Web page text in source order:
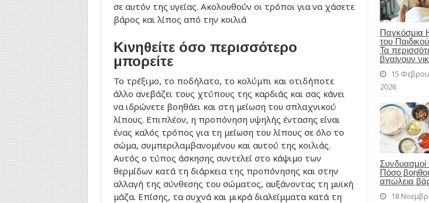
Παγκόσμια
του
Τα
βγαίνουν
15
2026
Πόσο
απώλεια
18
σε αυτόν της υγείας. Ακολουθούν οι τρόποι για να χάσετε
βάρος και λίπος από την κοιλιά
Κινηθείτε όσο περισσότερο
μπορείτε
Το τρέξιμο, το ποδήλατο, το κολύμπι και οτιδήποτε
άλλο ανεβάζει τους χτύπους της καρδιάς και σας κάνει
να ιδρώνετε βοηθάει και στη μείωση του σπλαχνικού
λίπους. Επιπλέον, η προπόνηση υψηλής έντασης είναι
ένας καλός τρόπος για τη μείωση του λίπους σε όλο το
σώμα, συμπεριλαμβανομένου και αυτού της κοιλιάς.
Αυτός ο τύπος άσκησης συντελεί στο κάψιμο των
θερμίδων κατά τη διάρκεια της προπόνησης και στην
αλλαγή της σύνθεσης του σώματος, αυξάνοντας τη μυϊκή
μάζα. Επίσης, τα συχνά και μικρά διαλείμματα κατά τη